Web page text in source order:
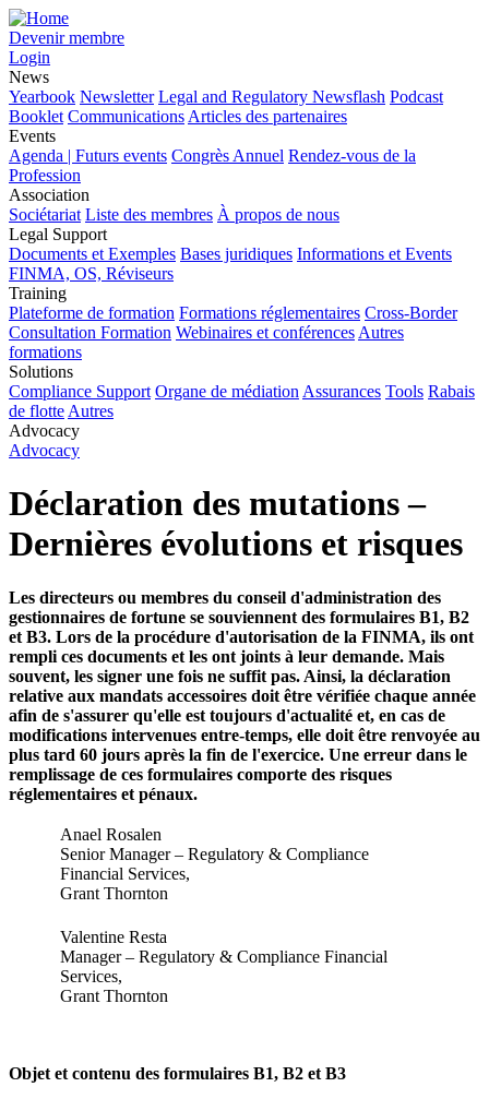
Devenir membre
Login
News
Yearbook Newsletter Legal and Regulatory Newsflash Podcast
Booklet Communications Articles des partenaires
Events
Agenda | Futurs events Congrès Annuel Rendez-vous de la
Profession
Association
Sociétariat Liste des membres À propos de nous
Legal Support
Documents et Exemples Bases juridiques Informations et Events
FINMA, OS, Réviseurs
Training
Plateforme de formation Formations réglementaires Cross-Border
Consultation Formation Webinaires et conférences Autres
formations
Solutions
Compliance Support Organe de médiation Assurances Tools Rabais
de flotte Autres
Advocacy
Advocacy
Déclaration des mutations –
Dernières évolutions et risques
Les directeurs ou membres du conseil d'administration des
gestionnaires de fortune se souviennent des formulaires B1, B2
et B3. Lors de la procédure d'autorisation de la FINMA, ils ont
rempli ces documents et les ont joints à leur demande. Mais
souvent, les signer une fois ne suffit pas. Ainsi, la déclaration
relative aux mandats accessoires doit être vérifiée chaque année
afin de s'assurer qu'elle est toujours d'actualité et, en cas de
modifications intervenues entre-temps, elle doit être renvoyée au
plus tard 60 jours après la fin de l'exercice. Une erreur dans le
remplissage de ces formulaires comporte des risques
réglementaires et pénaux.
Anael Rosalen
Senior Manager – Regulatory & Compliance
Financial Services,
Grant Thornton
Valentine Resta
Manager – Regulatory & Compliance Financial
Services,
Grant Thornton
Objet et contenu des formulaires B1, B2 et B3